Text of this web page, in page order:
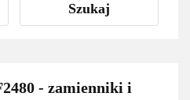
Szukaj
- zamienniki i